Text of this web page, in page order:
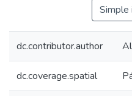
Simple
dc.contributor.author
dc.coverage.spatial